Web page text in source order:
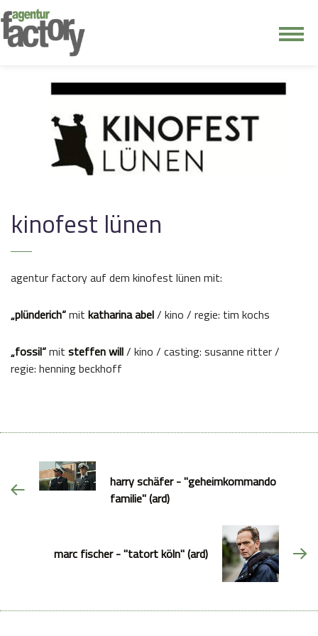
kontakt
kinofest lünen
agentur factory auf dem kinofest lünen mit:
„plünderich“mit katharina abel/ kino / regie: tim kochs
„fossil“mit steffen will/ kino / casting: susanne ritter /
regie: henning beckhoff
harry schäfer - "geheimkommando
familie" (ard)
marc fischer - "tatort köln" (ard)